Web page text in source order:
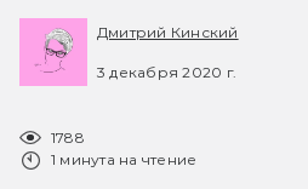
Дмитрий Кинский
3 декабря 2020 г.
1788
1 минута на чтение